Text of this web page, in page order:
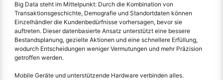
Big Data steht im Mittelpunkt: Durch die Kombination von
Transaktionsgeschichte, Demografie und Standortdaten können
Einzelhändler die Kundenbedürfnisse vorhersagen, bevor sie
auftreten. Dieser datenbasierte Ansatz unterstützt eine bessere
Bestandsplanung, gezielte Aktionen und eine schnellere Erfüllung,
wodurch Entscheidungen weniger Vermutungen und mehr Präzision
getroffen werden.
Mobile Geräte und unterstützende Hardware verbinden alles.